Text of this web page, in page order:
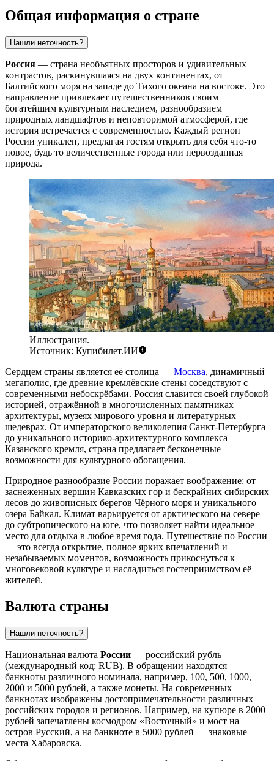
Общая информация о стране
Нашли неточность?
Россия — страна необъятных просторов и удивительных
контрастов, раскинувшаяся на двух континентах, от
Балтийского моря на западе до Тихого океана на востоке. Это
направление привлекает путешественников своим
богатейшим культурным наследием, разнообразием
природных ландшафтов и неповторимой атмосферой, где
история встречается с современностью. Каждый регион
России уникален, предлагая гостям открыть для себя что-то
новое, будь то величественные города или первозданная
природа.
Иллюстрация.
Источник: Купибилет.ИИ
Сердцем страны является её столица — Москва, динамичный
мегаполис, где древние кремлёвские стены соседствуют с
современными небоскрёбами. Россия славится своей глубокой
историей, отражённой в многочисленных памятниках
архитектуры, музеях мирового уровня и литературных
шедеврах. От императорского великолепия Санкт-Петербурга
до уникального историко-архитектурного комплекса
Казанского кремля, страна предлагает бесконечные
возможности для культурного обогащения.
Природное разнообразие России поражает воображение: от
заснеженных вершин Кавказских гор и бескрайних сибирских
лесов до живописных берегов Чёрного моря и уникального
озера Байкал. Климат варьируется от арктического на севере
до субтропического на юге, что позволяет найти идеальное
место для отдыха в любое время года. Путешествие по России
— это всегда открытие, полное ярких впечатлений и
незабываемых моментов, возможность прикоснуться к
многовековой культуре и насладиться гостеприимством её
жителей.
Валюта страны
Нашли неточность?
Национальная валюта России — российский рубль
(международный код: RUB). В обращении находятся
банкноты различного номинала, например, 100, 500, 1000,
2000 и 5000 рублей, а также монеты. На современных
банкнотах изображены достопримечательности различных
российских городов и регионов. Например, на купюре в 2000
рублей запечатлены космодром «Восточный» и мост на
остров Русский, а на банкноте в 5000 рублей — знаковые
места Хабаровска.